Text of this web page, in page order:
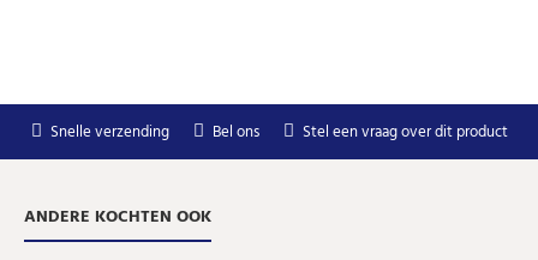
Snelle verzending Bel ons Stel een vraag over dit product
ANDERE KOCHTEN OOK